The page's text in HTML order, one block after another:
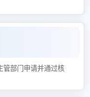
管部门申请并通过核